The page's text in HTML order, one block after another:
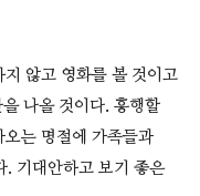
않고 영화를 볼 것이고
나올 것이다. 흥행할
는 명절에 가족들과
. 기대안하고 보기 좋은